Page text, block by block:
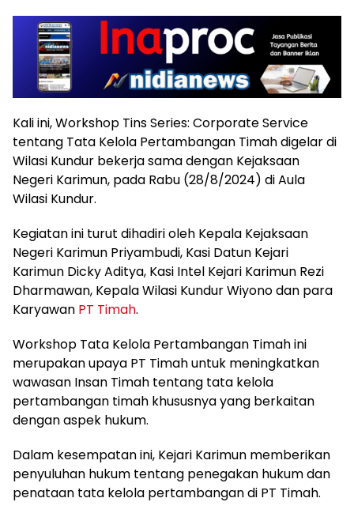
Kali ini, Workshop Tins Series: Corporate Service
tentang Tata Kelola Pertambangan Timah digelar di
Wilasi Kundur bekerja sama dengan Kejaksaan
Negeri Karimun, pada Rabu (28/8/2024) di Aula
Wilasi Kundur.
Kegiatan ini turut dihadiri oleh Kepala Kejaksaan
Negeri Karimun Priyambudi, Kasi Datun Kejari
Karimun Dicky Aditya, Kasi Intel Kejari Karimun Rezi
Dharmawan, Kepala Wilasi Kundur Wiyono dan para
Karyawan PT Timah.
Workshop Tata Kelola Pertambangan Timah ini
merupakan upaya PT Timah untuk meningkatkan
wawasan Insan Timah tentang tata kelola
pertambangan timah khususnya yang berkaitan
dengan aspek hukum.
Dalam kesempatan ini, Kejari Karimun memberikan
penyuluhan hukum tentang penegakan hukum dan
penataan tata kelola pertambangan di PT Timah.